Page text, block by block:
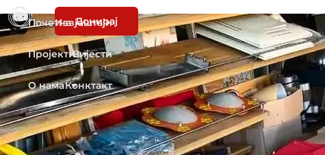
Почетна
Пројекти
О нама
Извјештаји
Вијести
Конктакт
Донирај